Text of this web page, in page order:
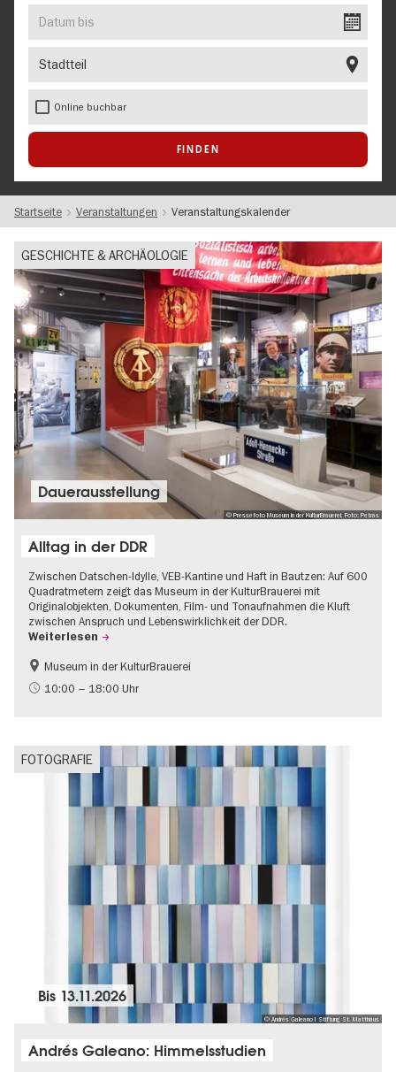
bis
Online buchbar
Startseite Veranstaltungen Veranstaltungskalender
GESCHICHTE & ARCHÄOLOGIE
© Pressefoto Museum in der KulturBrauerei, Foto: Petras
Dauer­aus­stel­lung
Alltag in der DDR
Zwischen Datschen-Idylle, VEB-Kantine und Haft in Bautzen: Auf 600
Quadratmetern zeigt das Museum in der KulturBrauerei mit
Originalobjekten, Dokumenten, Film- und Tonaufnahmen die Kluft
zwischen Anspruch und Lebenswirklichkeit der DDR.
Weiterlesen
Berliner Mauer
DDR-Geschichte
Museum in der KulturBrauerei
10:00 – 18:00 Uhr
FOTOGRAFIE
© Andrés Galeano I Stiftung St. Matthäus
Bis 13.11.2026
Andrés Galeano: Himmelsstudien